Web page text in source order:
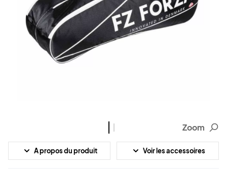
Zoom
A propos du produit Voir les accessoires